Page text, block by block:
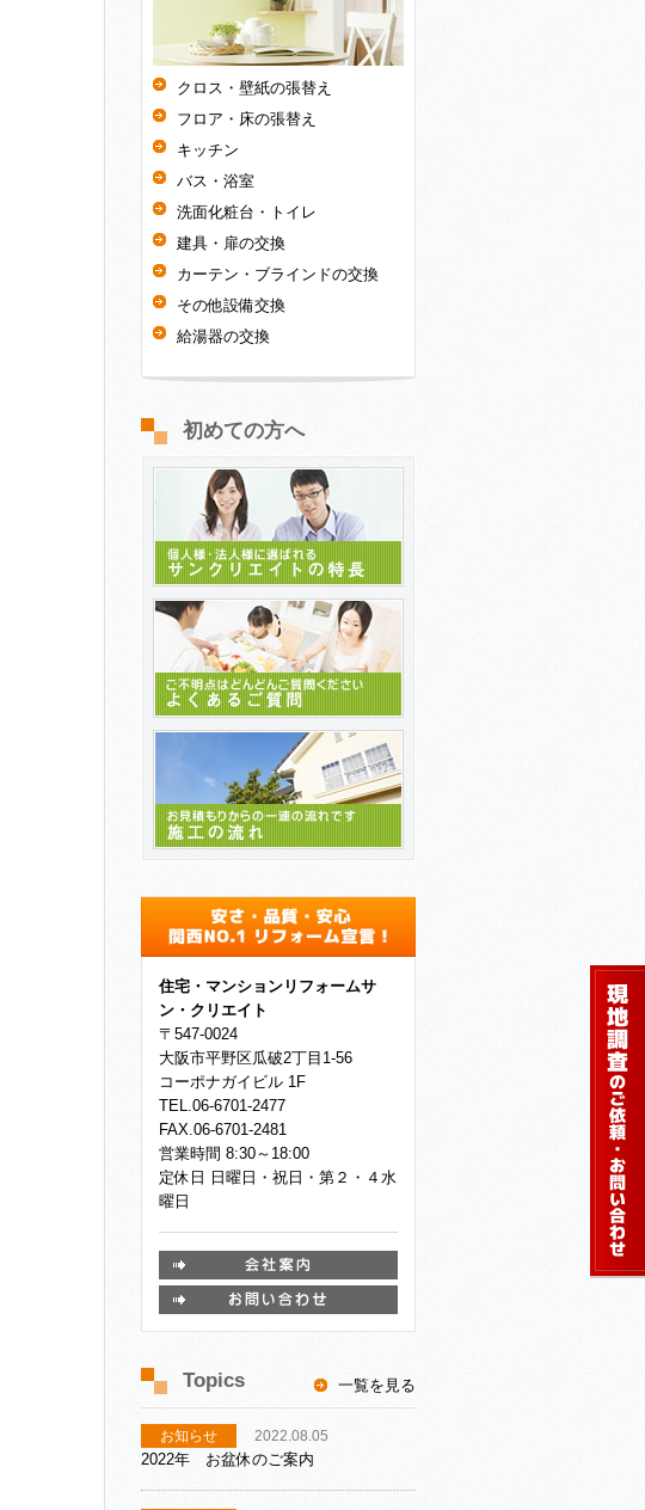
クロス・壁紙の張替え
フロア・床の張替え
キッチン
バス・浴室
洗面化粧台・トイレ
建具・扉の交換
カーテン・ブラインドの交換
その他設備交換
給湯器の交換
初めての方へ
サンクリエイトの特長
よくあるご質問
住宅・マンションリフォームサ
ン・クリエイト
〒547-0024
大阪市平野区瓜破2丁目1-56
コーポナガイビル 1F
TEL.06-6701-2477
FAX.06-6701-2481
営業時間 8:30～18:00
定休日 日曜日・祝日・第２・４水
曜日
会社案内
Topics 一覧を見る
お知らせ 2022.08.05
2022年 お盆休のご案内